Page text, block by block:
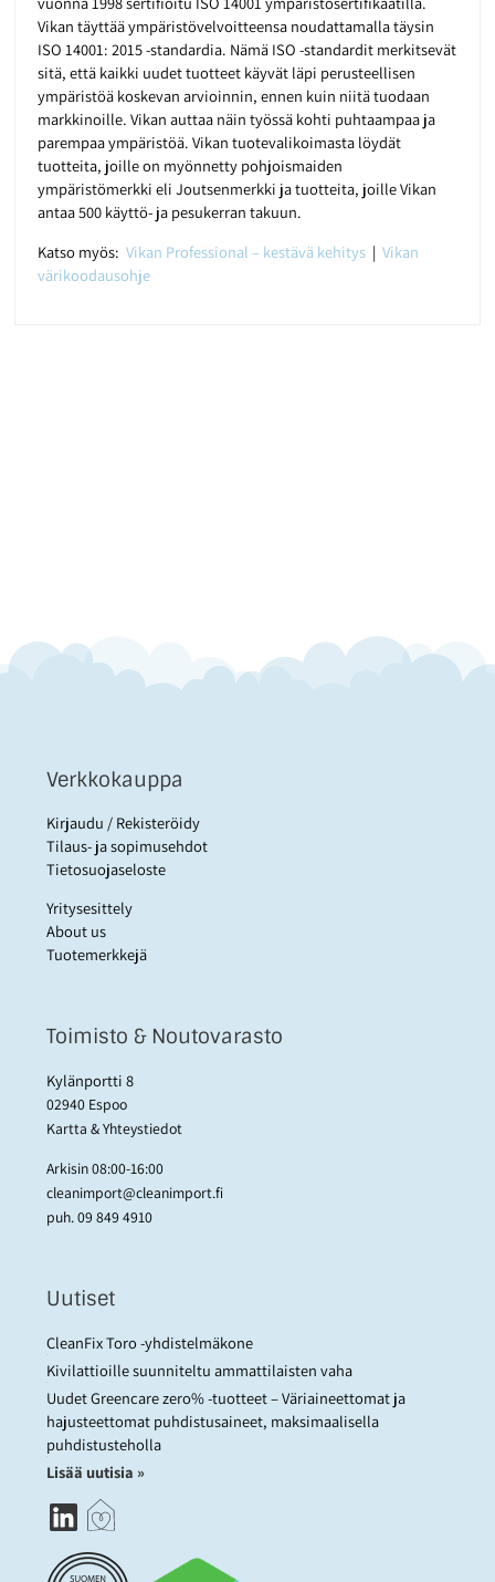
Vikan täyttää ympäristövelvoitteensa noudattamalla täysin
ISO 14001: 2015 -standardia. Nämä ISO -standardit merkitsevät
sitä, että kaikki uudet tuotteet käyvät läpi perusteellisen
ympäristöä koskevan arvioinnin, ennen kuin niitä tuodaan
markkinoille. Vikan auttaa näin työssä kohti puhtaampaa ja
parempaa ympäristöä. Vikan tuotevalikoimasta löydät
tuotteita, joille on myönnetty pohjoismaiden
ympäristömerkki eli Joutsenmerkki ja tuotteita, joille Vikan
antaa 500 käyttö- ja pesukerran takuun.
Katso myös:Vikan Professional – kestävä kehitys | Vikan
värikoodausohje
Verkkokauppa
Kirjaudu / Rekisteröidy
Tilaus- ja sopimusehdot
Tietosuojaseloste
Yritysesittely
About us
Tuotemerkkejä
Toimisto & Noutovarasto
Kylänportti 8
02940 Espoo
Kartta & Yhteystiedot
Arkisin 08:00-16:00
cleanimport@cleanimport.fi
puh.09 849 4910
Uutiset
CleanFix Toro -yhdistelmäkone
Kivilattioille suunniteltu ammattilaisten vaha
Uudet Greencare zero% -tuotteet – Väriaineettomat ja
hajusteettomat puhdistusaineet, maksimaalisella
puhdistusteholla
Lisää uutisia »